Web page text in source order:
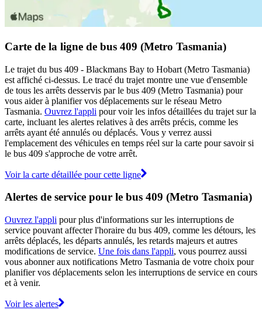
Carte de la ligne de bus 409 (Metro Tasmania)
Le trajet du bus 409 - Blackmans Bay to Hobart (Metro Tasmania)
est affiché ci-dessus. Le tracé du trajet montre une vue d'ensemble
de tous les arrêts desservis par le bus 409 (Metro Tasmania) pour
vous aider à planifier vos déplacements sur le réseau Metro
Tasmania. Ouvrez l'appli pour voir les infos détaillées du trajet sur la
carte, incluant les alertes relatives à des arrêts précis, comme les
arrêts ayant été annulés ou déplacés. Vous y verrez aussi
l'emplacement des véhicules en temps réel sur la carte pour savoir si
le bus 409 s'approche de votre arrêt.
Voir la carte détaillée pour cette ligne
Alertes de service pour le bus 409 (Metro Tasmania)
Ouvrez l'appli pour plus d'informations sur les interruptions de
service pouvant affecter l'horaire du bus 409, comme les détours, les
arrêts déplacés, les départs annulés, les retards majeurs et autres
modifications de service. Une fois dans l'appli, vous pourrez aussi
vous abonner aux notifications Metro Tasmania de votre choix pour
planifier vos déplacements selon les interruptions de service en cours
et à venir.
Voir les alertes